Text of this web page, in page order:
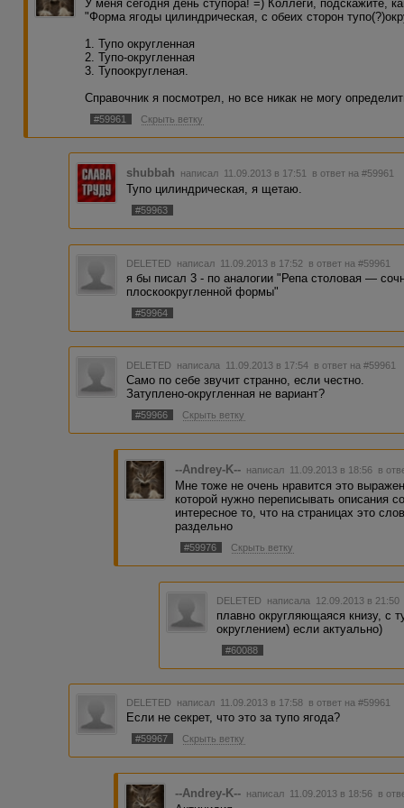
У меня сегодня день ступора! =) Коллеги, подскажите,
"Форма ягоды цилиндрическая, с обеих сторон
1. Тупо округленная
2. Тупо-округленная
3. Тупоокругленая.
Справочник я посмотрел, но все никак не могу
#59961 Скрыть ветку
shubbah написал 11.09.2013 в 17:51 в ответ на #59961
Тупо цилиндрическая, я щетаю.
#59963
DELETED написал 11.09.2013 в 17:52 в ответ на #59961
я бы писал 3 - по аналогии "Репа столовая —
плоскоокругленной формы"
#59964
DELETED написала 11.09.2013 в 17:54 в ответ на #59961
Само по себе звучит странно, если честно.
Затуплено-округленная не вариант?
#59966 Скрыть ветку
--Andrey-K-- написал 11.09.2013 в 18:56 в
Мне тоже не очень нравится это
которой нужно переписывать описания
интересное то, что на страницах это
раздельно
#59976 Скрыть ветку
DELETED написала 12.09.2013 в
плавно округляющаяся книзу, с
округлением) если актуально)
#60088
DELETED написал 11.09.2013 в 17:58 в ответ на #59961
Если не секрет, что это за тупо ягода?
#59967 Скрыть ветку
--Andrey-K-- написал 11.09.2013 в 18:56 в